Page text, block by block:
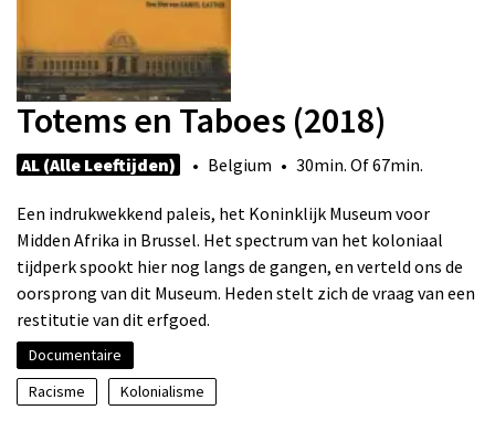
Totems en Taboes (2018)
AL (Alle Leeftijden) • Belgium • 30min. Of 67min.
Een indrukwekkend paleis, het Koninklijk Museum voor
Midden Afrika in Brussel. Het spectrum van het koloniaal
tijdperk spookt hier nog langs de gangen, en verteld ons de
oorsprong van dit Museum. Heden stelt zich de vraag van een
restitutie van dit erfgoed.
Documentaire
Racisme
Kolonialisme